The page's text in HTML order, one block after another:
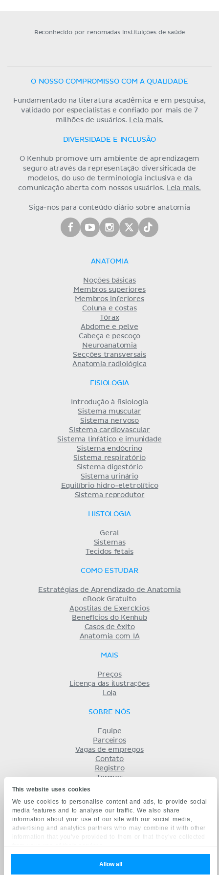
This website uses cookies
We use cookies to personalise content and ads, to provide social
media features and to analyse our traffic. We also share
information about your use of our site with our social media,
advertising and analytics partners who may combine it with other
information that you’ve provided to them or that they’ve collected
from your use of their services.
Allow all
Reconhecido por renomadas instituições de saúde
O NOSSO COMPROMISSO COM A QUALIDADE
Fundamentado na literatura acadêmica e em pesquisa,
validado por especialistas e confiado por mais de 7
milhões de usuários.
Leia mais.
DIVERSIDADE E INCLUSÃO
O Kenhub promove um ambiente de aprendizagem
seguro através da representação diversificada de
modelos, do uso de terminologia inclusiva e da
comunicação aberta com nossos usuários.
Leia mais.
Siga-nos para conteúdo diário sobre anatomia
ANATOMIA
Noções básicas
Membros superiores
Membros inferiores
Coluna e costas
Tórax
Abdome e pelve
Cabeça e pescoço
Neuroanatomia
Secções transversais
Anatomia radiológica
FISIOLOGIA
Introdução à fisiologia
Sistema muscular
Sistema nervoso
Sistema cardiovascular
Sistema linfático e imunidade
Sistema endócrino
Sistema respiratório
Sistema digestório
Sistema urinário
Equilíbrio hidro-eletrolítico
Sistema reprodutor
HISTOLOGIA
Geral
Sistemas
Tecidos fetais
COMO ESTUDAR
Estratégias de Aprendizado de Anatomia
eBook Gratuito
Apostilas de Exercícios
Benefícios do Kenhub
Casos de êxito
Anatomia com IA
MAIS
Preços
Licença das ilustrações
Loja
SOBRE NÓS
Equipe
Parceiros
Vagas de empregos
Contato
Registro
Termos
Privacidade
Deutsch
Español
中文